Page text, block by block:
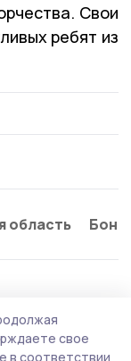
Свои
ребят из
область
свое
в соответствии